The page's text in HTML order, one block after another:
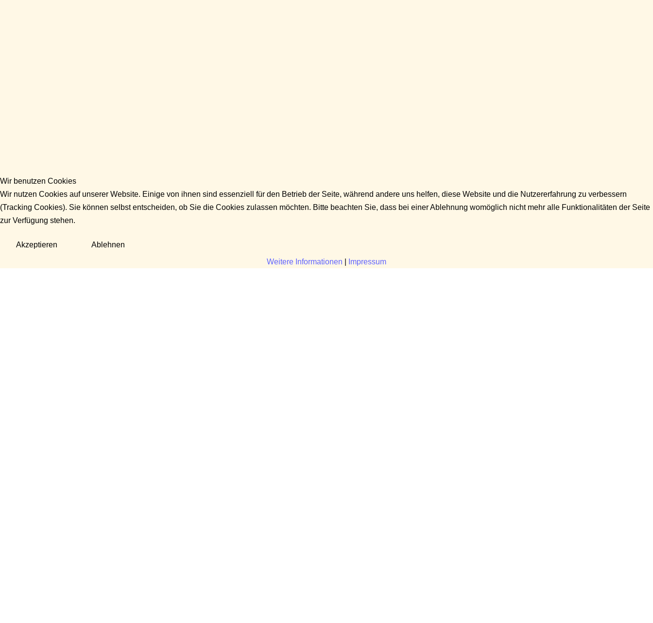
Wir benutzen Cookies
Wir nutzen Cookies auf unserer Website. Einige von ihnen sind essenziell für den Betrieb der Seite, während andere uns helfen, diese Website und die Nutzererfahrung zu verbessern
(Tracking Cookies). Sie können selbst entscheiden, ob Sie die Cookies zulassen möchten. Bitte beachten Sie, dass bei einer Ablehnung womöglich nicht mehr alle Funktionalitäten der Seite
zur Verfügung stehen.
Akzeptieren Ablehnen
Weitere Informationen Impressum